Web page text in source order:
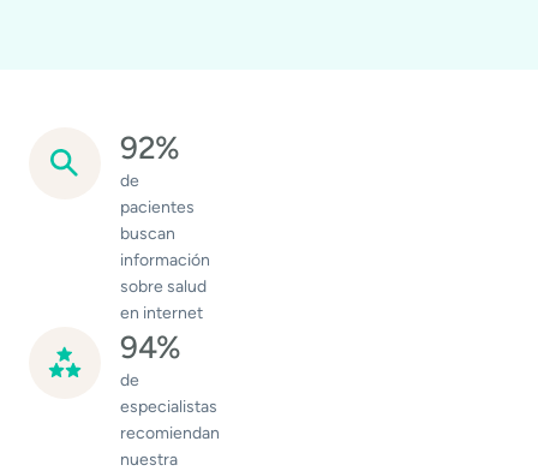
92%
de
pacientes
buscan
información
sobre salud
en internet
94%
de
especialistas
recomiendan
nuestra